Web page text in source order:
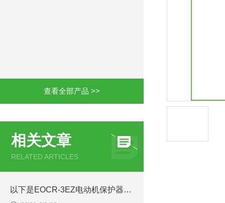
查看全部产品 >>
相关文章
RELATED ARTICLES
以下是EOCR-3EZ电动机保护器的特点所在